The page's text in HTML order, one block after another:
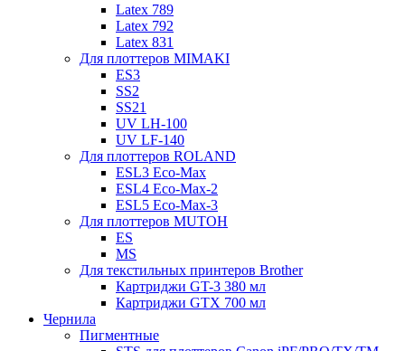
Latex 789
Latex 792
Latex 831
Для плоттеров MIMAKI
ES3
SS2
SS21
UV LH-100
UV LF-140
Для плоттеров ROLAND
ESL3 Eco-Max
ESL4 Eco-Max-2
ESL5 Eco-Max-3
Для плоттеров MUTOH
ES
MS
Для текстильных принтеров Brother
Картриджи GT-3 380 мл
Картриджи GTX 700 мл
Чернила
Пигментные